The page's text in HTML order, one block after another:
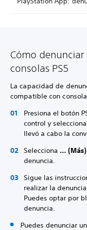
Cómo
consolas PS5
La capacidad de
compatible con
Presiona el botón
control y
llevó a cabo la
Selecciona … (Más)
denuncia.
Sigue las
realizar la
Puedes optar por
denuncia.
Puedes denunciar